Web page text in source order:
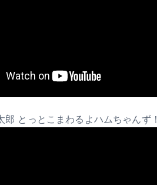
郎 とっとこまわるよハムちゃんず！